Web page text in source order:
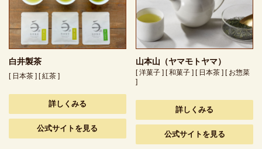
白井製茶
[ 日本茶 ] [ 紅茶 ]
詳しくみる
公式サイトを見る
山本山（ヤマモトヤマ）
[ 洋菓子 ] [ 和菓子 ] [ 日本茶 ] [ お惣菜
]
詳しくみる
公式サイトを見る